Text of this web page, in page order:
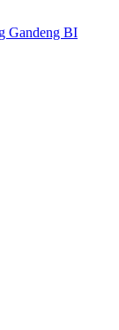
Gandeng BI